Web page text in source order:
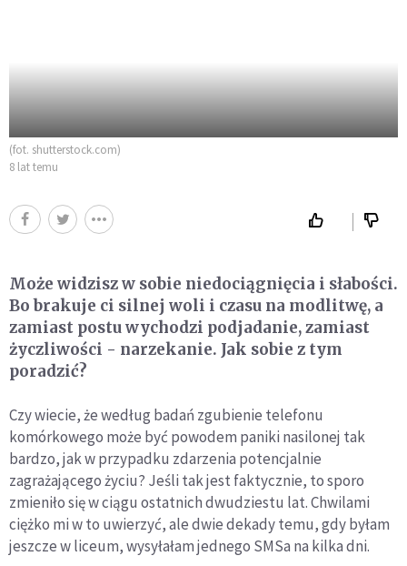
(fot. shutterstock.com)
8 lat temu
Może widzisz w sobie niedociągnięcia i słabości.
Bo brakuje ci silnej woli i czasu na modlitwę, a
zamiast postu wychodzi podjadanie, zamiast
życzliwości - narzekanie. Jak sobie z tym
poradzić?
Czy wiecie, że według badań zgubienie telefonu
komórkowego może być powodem paniki nasilonej tak
bardzo, jak w przypadku zdarzenia potencjalnie
zagrażającego życiu? Jeśli tak jest faktycznie, to sporo
zmieniło się w ciągu ostatnich dwudziestu lat. Chwilami
ciężko mi w to uwierzyć, ale dwie dekady temu, gdy byłam
jeszcze w liceum, wysyłałam jednego SMSa na kilka dni.